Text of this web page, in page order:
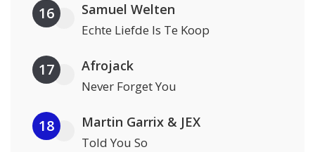
16 Samuel Welten
Echte Liefde Is Te Koop
17 Afrojack
Never Forget You
18 Martin Garrix & JEX
Told You So